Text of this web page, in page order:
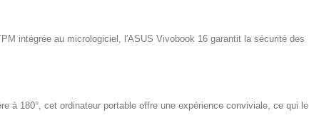
intégrée au micrologiciel, l'ASUS Vivobook 16 garantit la sécurité des
à 180°, cet ordinateur portable offre une expérience conviviale, ce qui le